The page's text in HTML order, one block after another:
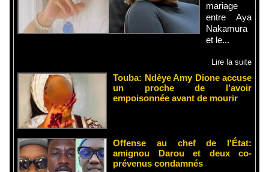
mariage
entre Aya
Nakamura
et le...
Lire la suite
Touba: Ndèye Amy Dione accuse
un proche de l’avoir
empoisonnée avant de mourir
Offense au chef de l'État:
amignou Darou et deux co-
prévenus condamnés